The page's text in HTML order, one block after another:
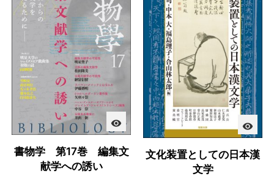
visibility
書物学 第17巻 編集文
献学への誘い
visibility
文化装置としての日本漢
文学